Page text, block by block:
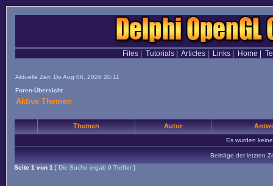
Files| Tutorials| Articles| Links| Home
Aktuelle Zeit: Do Aug 06, 2026 20:11
Foren-Übersicht
Aktive Themen
Themen Autor
Es wurden
Beiträge der letzten
Seite 1 von 1 [ Die Suche ergab 0 Treffer ]